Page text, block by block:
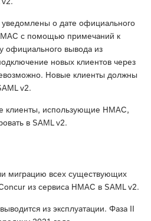
уведомлены о дате официального
с помощью примечаний к
официального вывода из
новых клиентов через
Новые клиенты должны
v2.
использующие HMAC,
в SAML v2.
миграцию всех существующих
из сервиса HMAC в SAML v2.
из эксплуатации. Фаза II